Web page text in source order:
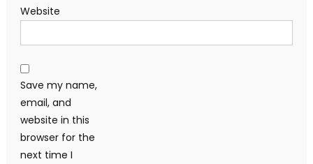
Website
Save my name,
email, and
website in this
browser for the
next time I